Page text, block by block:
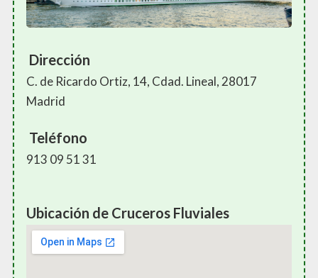
Dirección
C. de Ricardo Ortiz, 14, Cdad. Lineal, 28017
Madrid
Teléfono
913 09 51 31
Ubicación de Cruceros Fluviales